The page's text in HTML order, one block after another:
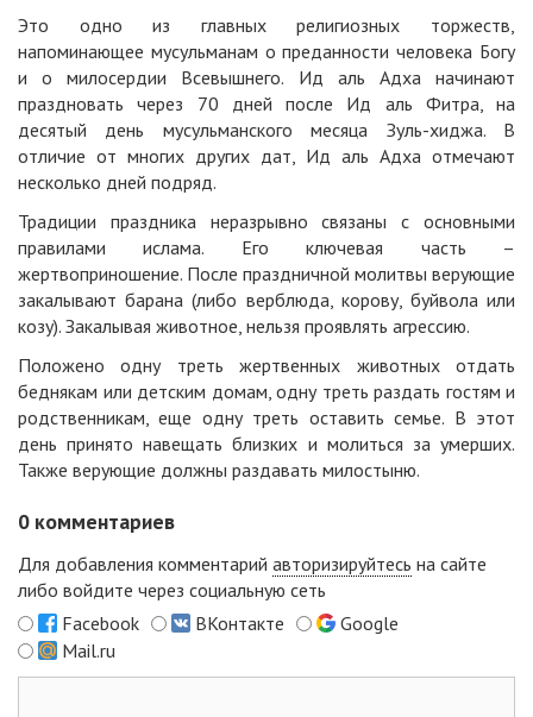
Это одно из главных религиозных торжеств,
напоминающее мусульманам о преданности человека Богу
и о милосердии Всевышнего. Ид аль Адха начинают
праздновать через 70 дней после Ид аль Фитра, на
десятый день мусульманского месяца Зуль-хиджа. В
отличие от многих других дат, Ид аль Адха отмечают
несколько дней подряд.
Традиции праздника неразрывно связаны с основными
правилами ислама. Его ключевая часть –
жертвоприношение. После праздничной молитвы верующие
закалывают барана (либо верблюда, корову, буйвола или
козу). Закалывая животное, нельзя проявлять агрессию.
Положено одну треть жертвенных животных отдать
беднякам или детским домам, одну треть раздать гостям и
родственникам, еще одну треть оставить семье. В этот
день принято навещать близких и молиться за умерших.
Также верующие должны раздавать милостыню.
0 комментариев
Для добавления комментарий авторизируйтесь на сайте
либо войдите через социальную сеть
Facebook
ВКонтакте
Google
Mail.ru